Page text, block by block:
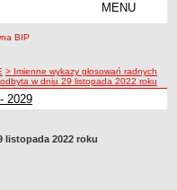
MENU
> Imienne wykazy głosowań radnych
w dniu 29 listopada 2022 roku
2029
listopada 2022 roku